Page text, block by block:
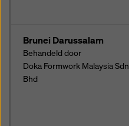
Brunei Darussalam
Behandeld door
Doka Formwork Malaysia Sdn
Bhd